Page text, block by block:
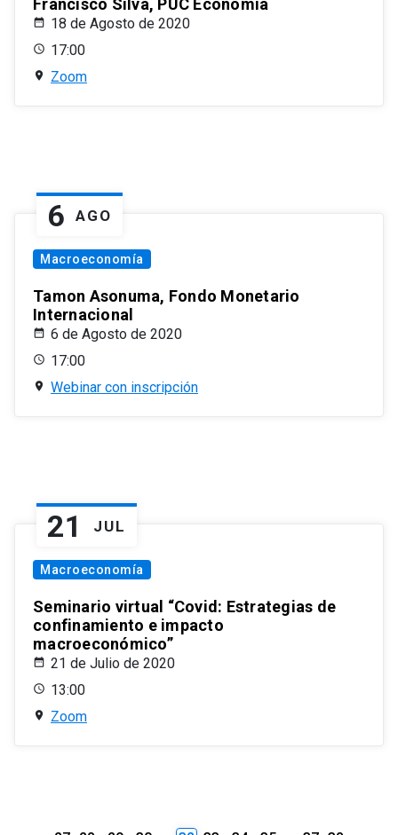
Francisco Silva, PUC Economía
18 de Agosto de 2020
17:00
Zoom
6 AGO
Macroeconomía
Tamon Asonuma, Fondo Monetario
Internacional
6 de Agosto de 2020
17:00
Webinar con inscripción
21 JUL
Macroeconomía
Seminario virtual “Covid: Estrategias de
confinamiento e impacto
macroeconómico”
21 de Julio de 2020
13:00
Zoom